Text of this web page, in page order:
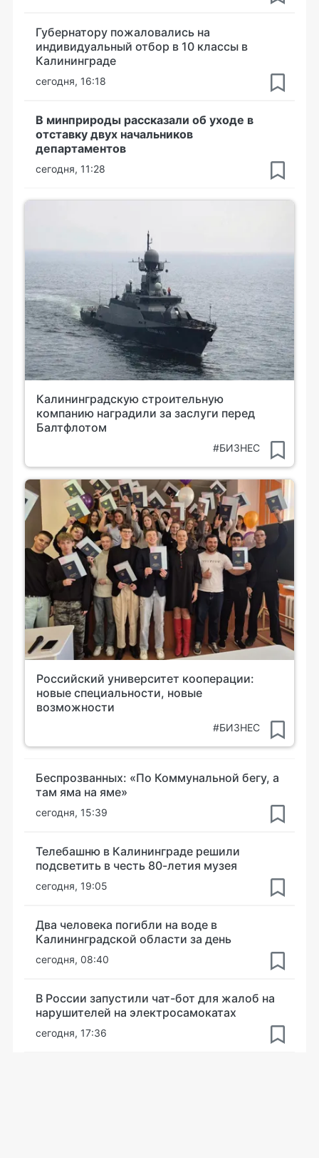
Губернатору пожаловались на
индивидуальный отбор в 10 классы в
Калининграде
сегодня, 16:18
В минприроды рассказали об уходе в
отставку двух начальников
департаментов
сегодня, 11:28
Калининградскую строительную
компанию наградили за заслуги перед
Балтфлотом
#БИЗНЕС
Российский университет кооперации:
новые специальности, новые
возможности
#БИЗНЕС
Беспрозванных: «По Коммунальной бегу, а
там яма на яме»
сегодня, 15:39
Телебашню в Калининграде решили
подсветить в честь 80-летия музея
сегодня, 19:05
Два человека погибли на воде в
Калининградской области за день
сегодня, 08:40
В России запустили чат-бот для жалоб на
нарушителей на электросамокатах
сегодня, 17:36